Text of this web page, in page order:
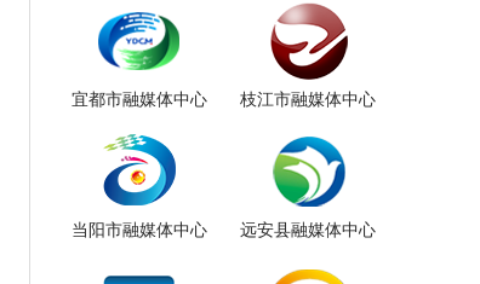
宜都市融媒体中心 枝江市融媒体中心
当阳市融媒体中心 远安县融媒体中心